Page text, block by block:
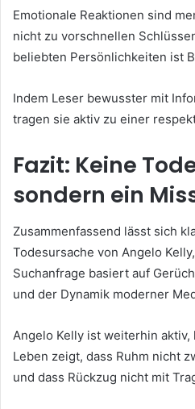
Emotionale Reaktionen sind
nicht zu vorschnellen
beliebten Persönlichkeiten ist
Indem Leser bewusster mit
tragen sie aktiv zu einer
Fazit: Keine
sondern ein
Zusammenfassend lässt sich
Todesursache von Angelo
Suchanfrage basiert auf
und der Dynamik moderner
Angelo Kelly ist weiterhin
Leben zeigt, dass Ruhm nicht
und dass Rückzug nicht mit